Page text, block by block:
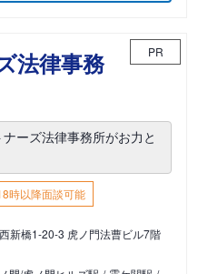
法律事務
PR
ーズ法律事務所がお力と
時以降面談可能
新橋1-20-3 虎ノ門法曹ビル7階